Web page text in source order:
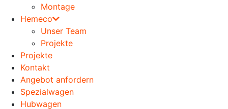
Montage
Hemeco
Unser Team
Projekte
Projekte
Kontakt
Angebot anfordern
Spezialwagen
Hubwagen